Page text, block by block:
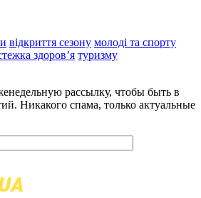
відкриття сезону молоді та спорту
здоров’я туризму
рассылку, чтобы быть в
Никакого спама, только актуальные